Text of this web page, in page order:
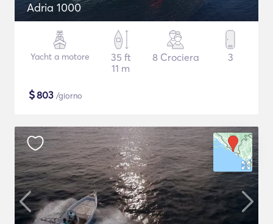
Adria 1000
Yacht a motore
35 ft
11 m
8 Crociera 3
$803 /giorno